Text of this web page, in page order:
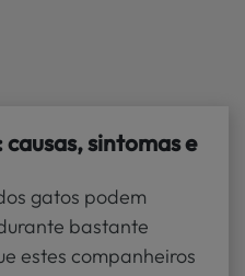
sintomas e
gatos podem
bastante
estes companheiros